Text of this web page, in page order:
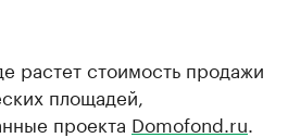
растет стоимость продажи
площадей,
проекта Domofond.ru